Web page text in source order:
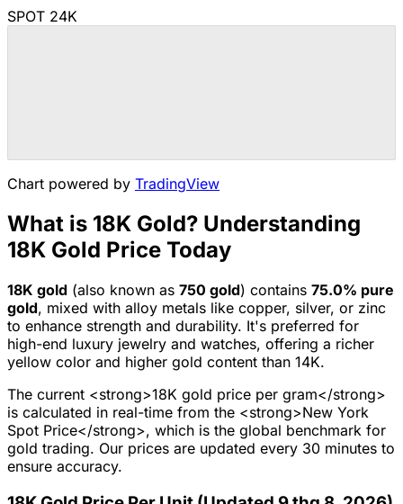
SPOT 24K
Chart powered by TradingView
What is 18K Gold? Understanding
18K Gold Price Today
18K gold (also known as 750 gold) contains 75.0% pure
gold, mixed with alloy metals like copper, silver, or zinc
to enhance strength and durability. It's preferred for
high-end luxury jewelry and watches, offering a richer
yellow color and higher gold content than 14K.
The current <strong>18K gold price per gram</strong>
is calculated in real-time from the <strong>New York
Spot Price</strong>, which is the global benchmark for
gold trading. Our prices are updated every 30 minutes to
ensure accuracy.